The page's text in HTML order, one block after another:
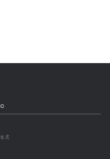
come gestire le vecchie
«Valutare gli impatti ESG